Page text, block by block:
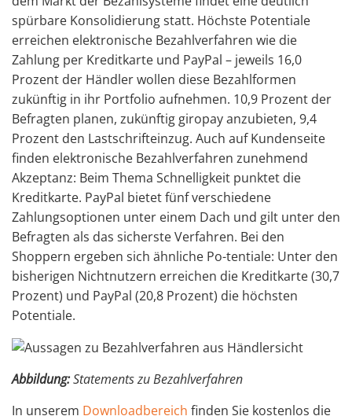
spürbare Konsolidierung statt. Höchste Potentiale
erreichen elektronische Bezahlverfahren wie die
Zahlung per Kreditkarte und PayPal – jeweils 16,0
Prozent der Händler wollen diese Bezahlformen
zukünftig in ihr Portfolio aufnehmen. 10,9 Prozent der
Befragten planen, zukünftig giropay anzubieten, 9,4
Prozent den Lastschrifteinzug. Auch auf Kundenseite
finden elektronische Bezahlverfahren zunehmend
Akzeptanz: Beim Thema Schnelligkeit punktet die
Kreditkarte. PayPal bietet fünf verschiedene
Zahlungsoptionen unter einem Dach und gilt unter den
Befragten als das sicherste Verfahren. Bei den
Shoppern ergeben sich ähnliche Po-tentiale: Unter den
bisherigen Nichtnutzern erreichen die Kreditkarte (30,7
Prozent) und PayPal (20,8 Prozent) die höchsten
Potentiale.
Abbildung:Statements zu Bezahlverfahren
In unserem Downloadbereich finden Sie kostenlos die